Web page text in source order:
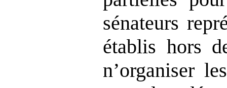
sénateurs
établis hors
n’organiser